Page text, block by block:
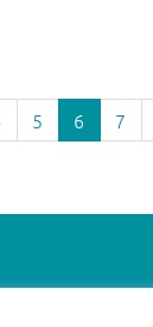
5 6 7